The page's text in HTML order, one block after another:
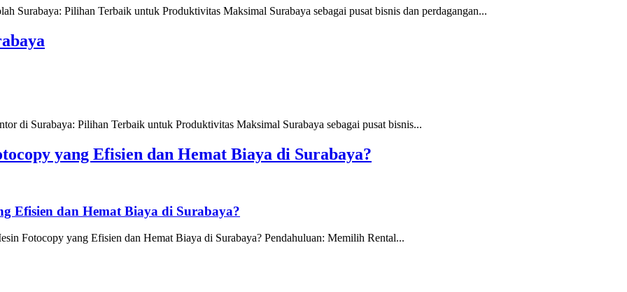
Surabaya: Pilihan Terbaik untuk Produktivitas Maksimal Surabaya sebagai pusat bisnis dan perdagangan...
di Surabaya: Pilihan Terbaik untuk Produktivitas Maksimal Surabaya sebagai pusat bisnis...
yang Efisien dan Hemat Biaya di Surabaya?
Efisien dan Hemat Biaya di Surabaya?
Fotocopy yang Efisien dan Hemat Biaya di Surabaya? Pendahuluan: Memilih Rental...